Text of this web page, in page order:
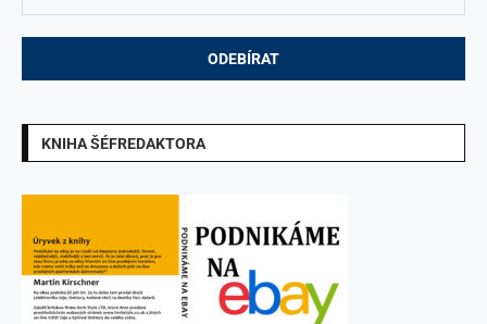
KNIHA ŠÉFREDAKTORA